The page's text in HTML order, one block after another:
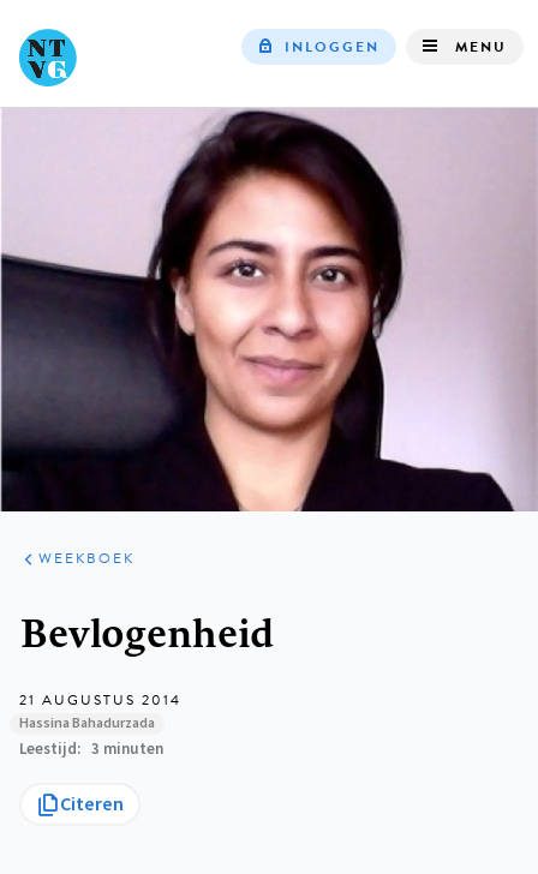
INLOGGEN MENU
ARTIKELEN
VARIA
WEEKBOEK
Bevlogenheid
21 AUGUSTUS 2014
Hassina Bahadurzada
Leestijd 3 minuten
Citeren